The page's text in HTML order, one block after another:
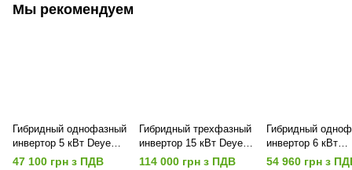
Мы рекомендуем
Гибридный однофазный
инвертор 5 кВт Deye
SUN-5K-SG03LP1-EU
47 100 грн з ПДВ
Гибридный трехфазный
инвертор 15 кВт Deye
SUN-15K-SG05LP3-EU-
114 000 грн з ПДВ
Гибридный
инвертор 6 кВт
Charge2go SEI-
54 960 грн з